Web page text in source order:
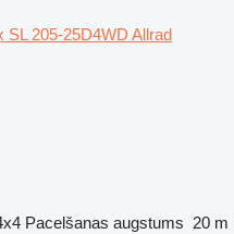
SL 205-25D4WD Allrad
Pacelšanas augstums 20 m